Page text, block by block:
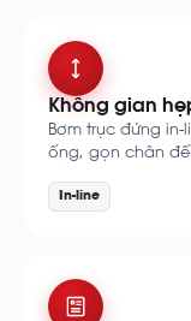
Không gian
Bơm trục đứng
ống, gọn chân đế
In-line